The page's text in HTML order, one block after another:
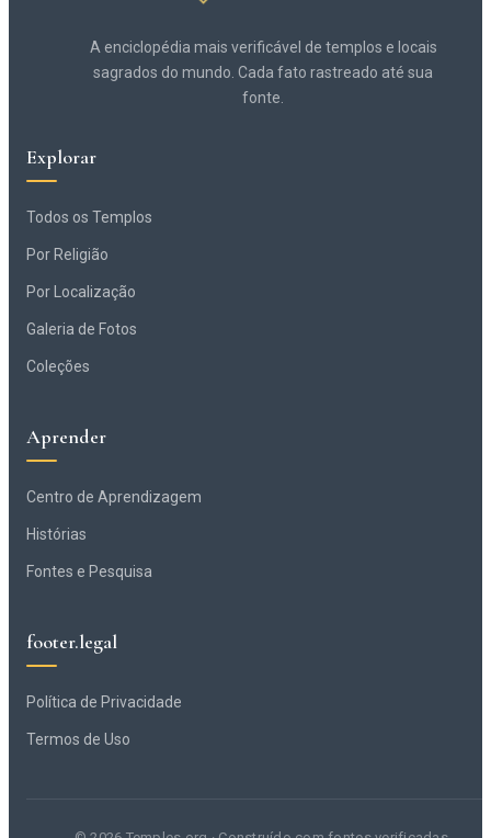
A enciclopédia mais verificável de templos e locais
sagrados do mundo. Cada fato rastreado até sua
fonte.
Explorar
Todos os Templos
Por Religião
Por Localização
Galeria de Fotos
Coleções
Aprender
Centro de Aprendizagem
Histórias
Fontes e Pesquisa
footer.legal
Política de Privacidade
Termos de Uso